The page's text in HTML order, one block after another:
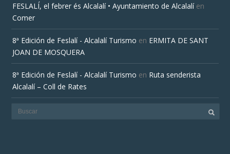
FESLALÍ, el febrer és Alcalalí • Ayuntamiento de Alcalalíen
Comer
8ª Edición de Feslalí - Alcalalí Turismo en ERMITA DE SANT
JOAN DE MOSQUERA
8ª Edición de Feslalí - Alcalalí Turismo en Ruta senderista
Alcalalí – Coll de Rates